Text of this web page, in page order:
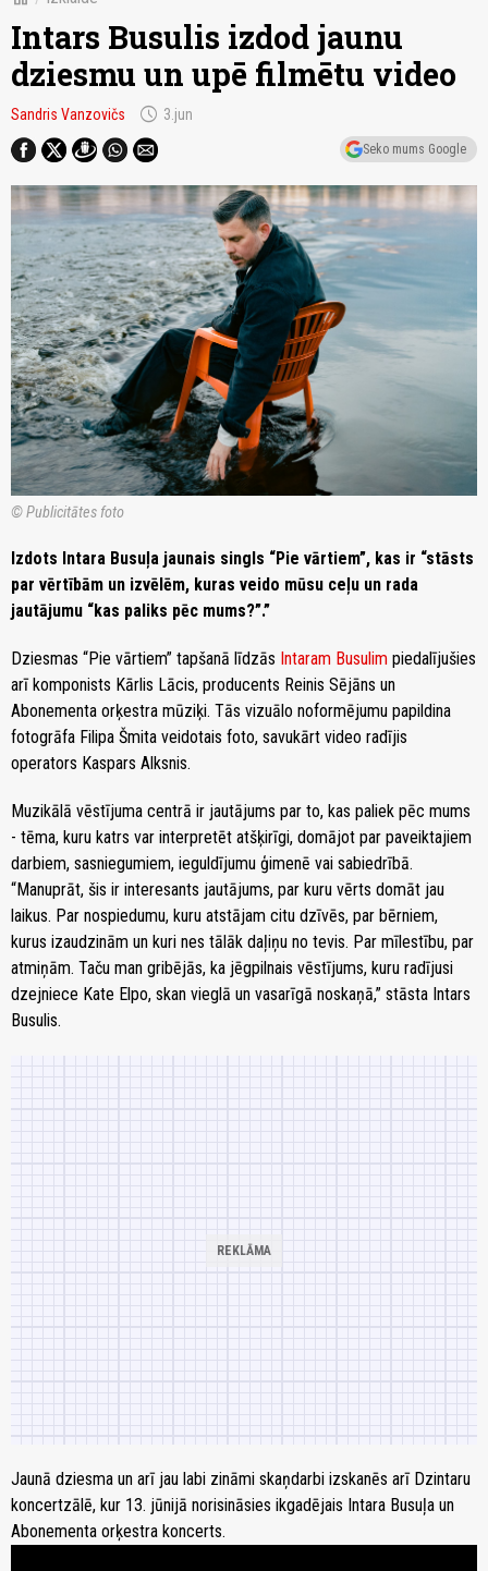
Intars Busulis izdod jaunu
dziesmu un upē filmētu video
Sandris Vanzovičs schedule 3.jun
Seko mums Google
© Publicitātes foto
Izdots Intara Busuļa jaunais singls “Pie vārtiem”, kas ir “stāsts
par vērtībām un izvēlēm, kuras veido mūsu ceļu un rada
jautājumu “kas paliks pēc mums?”.”
Dziesmas “Pie vārtiem” tapšanā līdzās Intaram Busulim piedalījušies
arī komponists Kārlis Lācis, producents Reinis Sējāns un
Abonementa orķestra mūziķi. Tās vizuālo noformējumu papildina
fotogrāfa Filipa Šmita veidotais foto, savukārt video radījis
operators Kaspars Alksnis.
Muzikālā vēstījuma centrā ir jautājums par to, kas paliek pēc mums
- tēma, kuru katrs var interpretēt atšķirīgi, domājot par paveiktajiem
darbiem, sasniegumiem, ieguldījumu ģimenē vai sabiedrībā.
“Manuprāt, šis ir interesants jautājums, par kuru vērts domāt jau
laikus. Par nospiedumu, kuru atstājam citu dzīvēs, par bērniem,
kurus izaudzinām un kuri nes tālāk daļiņu no tevis. Par mīlestību, par
atmiņām. Taču man gribējās, ka jēgpilnais vēstījums, kuru radījusi
dzejniece Kate Elpo, skan vieglā un vasarīgā noskaņā,” stāsta Intars
Busulis.
Jaunā dziesma un arī jau labi zināmi skaņdarbi izskanēs arī Dzintaru
koncertzālē, kur 13. jūnijā norisināsies ikgadējais Intara Busuļa un
Abonementa orķestra koncerts.